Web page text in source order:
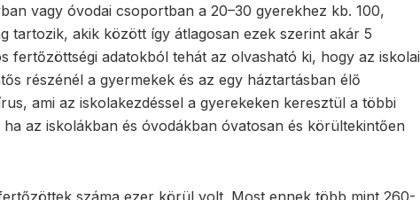
vagy óvodai csoportban a 20–30 gyerekhez kb. 100,
tartozik, akik között így átlagosan ezek szerint akár 5
fertőzöttségi adatokból tehát az olvasható ki, hogy az iskolai
részénél a gyermekek és az egy háztartásban élő
ami az iskolakezdéssel a gyerekeken keresztül a többi
az iskolákban és óvodákban óvatosan és körültekintően
száma ezer körül volt. Most ennek több mint 260-